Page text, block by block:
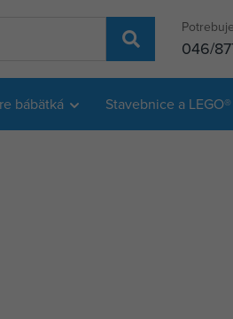
046/
bábätká Stavebnice a LEGO®